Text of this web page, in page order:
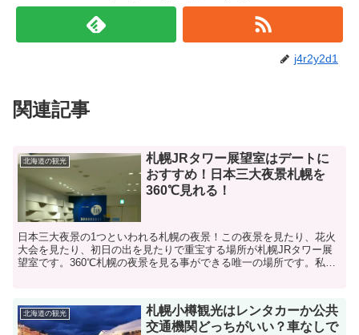
j4r2y2d1
関連記事
北海道の観光
札幌JRタワー展望室はデートに
おすすめ！日本三大夜景札幌を
360℃見れる！
日本三大夜景の1つといわれる札幌の夜景！この夜景を見たり、花火
大会を見たり、初日の出を見たりで重宝する場所が札幌JRタワー展
望室です。360℃札幌の夜景を見る事ができる唯一の場所です。私も
北海道の観光
札幌小樽観光はレンタカーか公共
交通機関どっちがいい？車なしで